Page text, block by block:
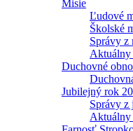
Misie
Ľudové
Školské
Správy z
Aktuálny
Duchovné
Jubilejný rok
Správy z
Aktuálny